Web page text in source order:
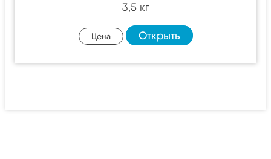
3,5 кг
Цена Открыть